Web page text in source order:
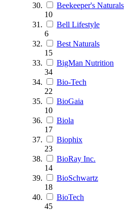
Beekeeper's Naturals
10
Bell Lifestyle
6
Best Naturals
15
BigMan Nutrition
34
Bio-Tech
22
BioGaia
10
Biola
17
Biophix
23
BioRay Inc.
14
BioSchwartz
18
BioTech
45